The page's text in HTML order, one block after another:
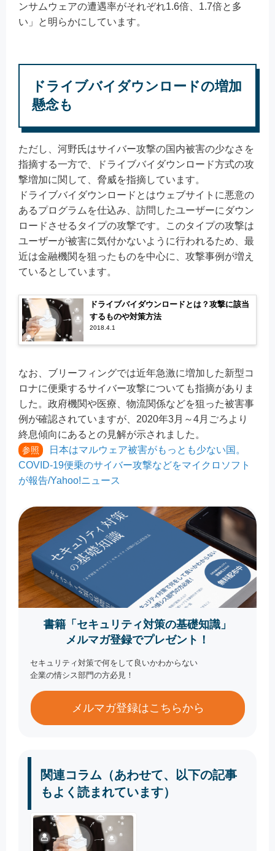
ンサムウェアの遭遇率がそれぞれ1.6倍、1.7倍と多
い」と明らかにしています。
ドライブバイダウンロードの増加
懸念も
ただし、河野氏はサイバー攻撃の国内被害の少なさを
指摘する一方で、ドライブバイダウンロード方式の攻
撃増加に関して、脅威を指摘しています。
ドライブバイダウンロードとはウェブサイトに悪意の
あるプログラムを仕込み、訪問したユーザーにダウン
ロードさせるタイプの攻撃です。このタイプの攻撃は
ユーザーが被害に気付かないように行われるため、最
近は金融機関を狙ったものを中心に、攻撃事例が増え
ているとしています。
ドライブバイダウンロードとは？攻撃に該当
するものや対策方法
2018.4.1
なお、ブリーフィングでは近年急激に増加した新型コ
ロナに便乗するサイバー攻撃についても指摘がありま
した。政府機関や医療、物流関係などを狙った被害事
例が確認されていますが、2020年3月～4月ごろより
終息傾向にあるとの見解が示されました。
参照
日本はマルウェア被害がもっとも少ない国。
COVID-19便乗のサイバー攻撃などをマイクロソフト
が報告/Yahoo!ニュース
書籍「セキュリティ対策の基礎知識」
メルマガ登録でプレゼント！
セキュリティ対策で何をして良いかわからない
企業の情シス部門の方必見！
メルマガ登録はこちらから
関連コラム（あわせて、以下の記事
もよく読まれています）